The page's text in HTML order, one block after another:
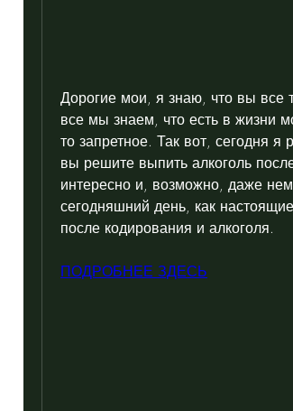
Дорогие мои, я знаю, что вы все
все мы знаем, что есть в жизни
то запретное. Так вот, сегодня
вы решите выпить алкоголь
интересно и, возможно, даже
сегодняшний день, как
после кодирования и алкоголя.
ПОДРОБНЕЕ ЗДЕСЬ